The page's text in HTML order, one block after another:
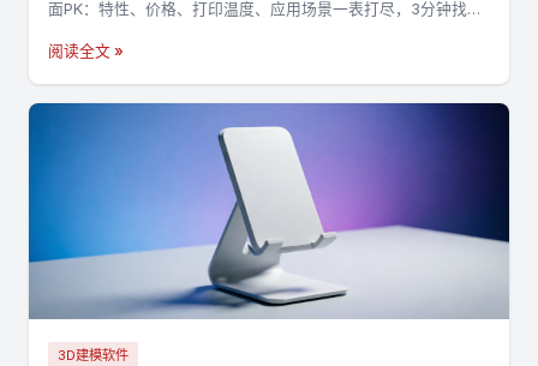
面PK：特性、价格、打印温度、应用场景一表打尽，3分钟找到
阅读全文 »
3D建模软件